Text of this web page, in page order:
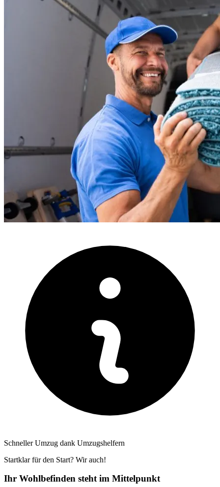
Schneller Umzug dank Umzugshelfern
Startklar für den Start? Wir auch!
Ihr Wohlbefinden steht im Mittelpunkt